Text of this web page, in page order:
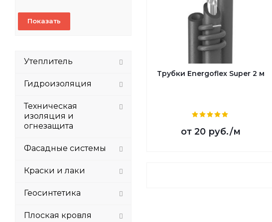
Трубки Energoflex Super 2 м
от 20 руб./м
Утеплитель
Гидроизоляция
Техническая
изоляция и
огнезащита
Фасадные системы
Краски и лаки
Геосинтетика
Плоская кровля